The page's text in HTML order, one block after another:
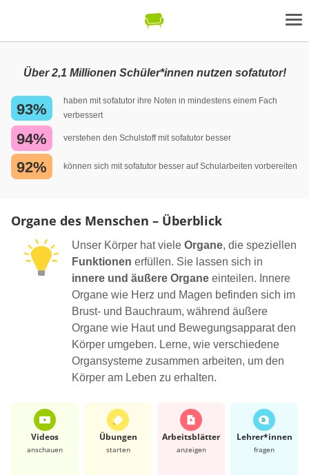
Über 2,1 Millionen Schüler*innen nutzen sofatutor!
93%
haben mit sofatutor ihre Noten in mindestens einem Fach
verbessert
94% verstehen den Schulstoff mit sofatutor besser
92% können sich mit sofatutor besser auf Schularbeiten vorbereiten
Organe des Menschen – Überblick
Unser Körper hat viele Organe, die speziellen
Funktionen erfüllen. Sie lassen sich in
innere und äußere Organe einteilen. Innere
Organe wie Herz und Magen befinden sich im
Brust- und Bauchraum, während äußere
Organe wie Haut und Bewegungsapparat den
Körper umgeben. Lerne, wie verschiedene
Organsysteme zusammen arbeiten, um den
Körper am Leben zu erhalten.
Videos
anschauen
Übungen
starten
Arbeits­blätter
anzeigen
Lehrer*​innen
fragen